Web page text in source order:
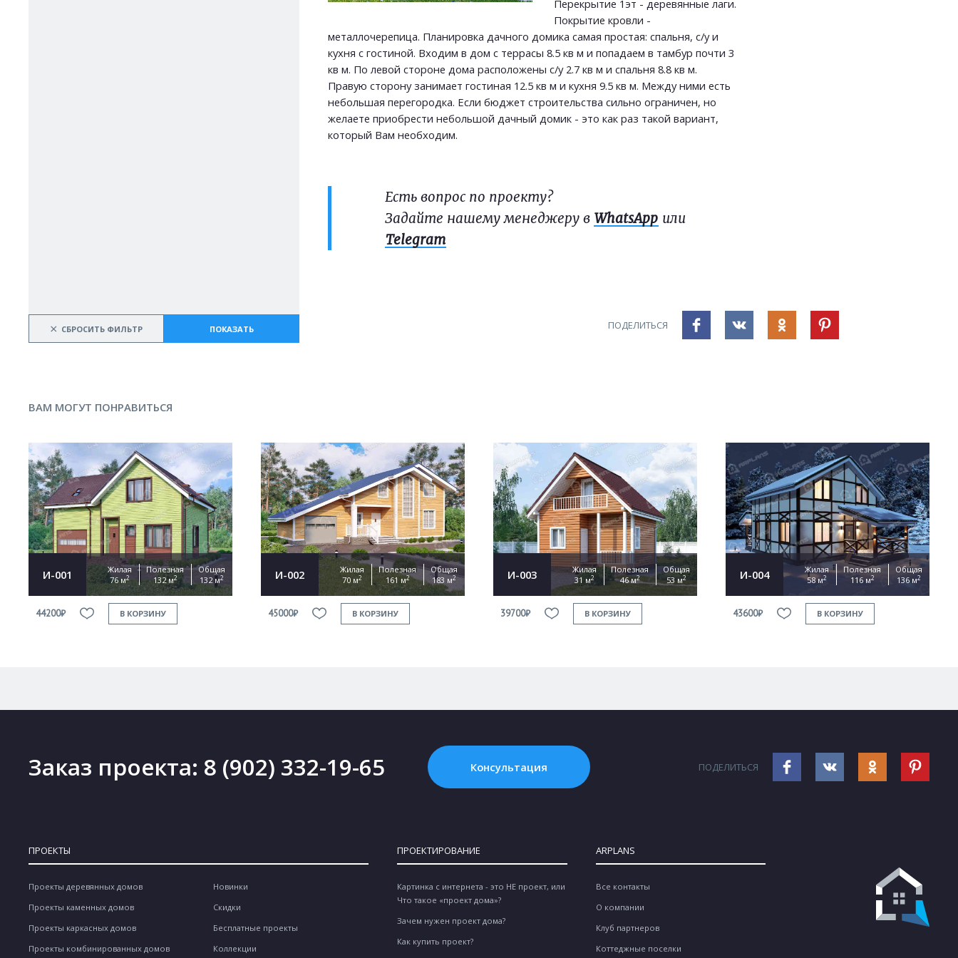
× СБРОСИТЬ ФИЛЬТР ПОКАЗАТЬ
Перекрытие 1эт - деревянные лаги.
Покрытие кровли -
металлочерепица. Планировка дачного домика самая простая: спальня, с/у и
кухня с гостиной. Входим в дом с террасы 8.5 кв м и попадаем в тамбур почти 3
кв м. По левой стороне дома расположены с/у 2.7 кв м и спальня 8.8 кв м.
Правую сторону занимает гостиная 12.5 кв м и кухня 9.5 кв м. Между ними есть
небольшая перегородка. Если бюджет строительства сильно ограничен, но
желаете приобрести небольшой дачный домик - это как раз такой вариант,
который Вам необходим.
Есть вопрос по проекту?
Задайте нашему менеджеру в WhatsApp или
Telegram
ПОДЕЛИТЬСЯ
ВАМ МОГУТ ПОНРАВИТЬСЯ
И-001
Жилая
76 м2
Полезная
132 м2
Общая
132 м2
44200₽ В КОРЗИНУ
И-002
Жилая
70 м2
Полезная
161 м2
Общая
183 м2
45000₽ В КОРЗИНУ
И-003
Жилая
31 м2
Полезная
46 м2
Общая
53 м2
39700₽ В КОРЗИНУ
И-004
Жилая
58 м2
Полезная
116 м2
Общая
136 м2
43600₽ В КОРЗИНУ
Заказ проекта: 8 (902) 332-19-65 Консультация ПОДЕЛИТЬСЯ
ПРОЕКТЫ
Проекты деревянных домов
Проекты каменных домов
Проекты каркасных домов
Проекты комбинированных домов
Новинки
Скидки
Бесплатные проекты
Коллекции
ПРОЕКТИРОВАНИЕ
Картинка с интернета - это НЕ проект, или
Что такое «проект дома»?
Зачем нужен проект дома?
Как купить проект?
ARPLANS
Все контакты
О компании
Клуб партнеров
Коттеджные поселки